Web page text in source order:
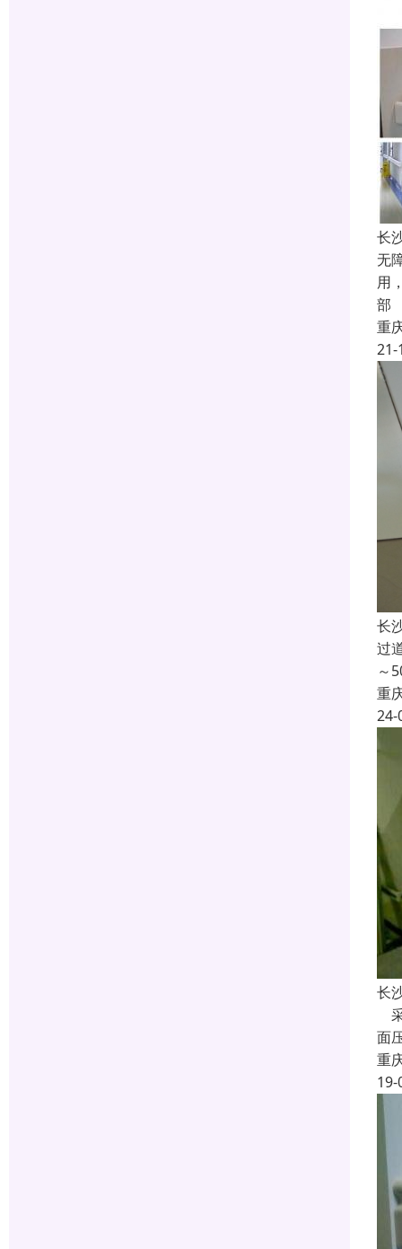
长
无
用
部
重
21-
长
过
～
重
24-
长
面
重
19-